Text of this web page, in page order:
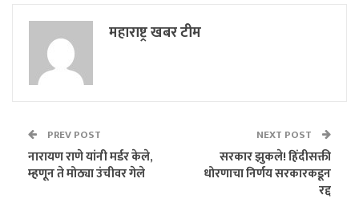
महाराष्ट्र खबर टीम
PREV POST
नारायण राणे यांनी मर्डर केले,
म्हणून ते मोठ्या उंचीवर गेले
NEXT POST
सरकार झुकले! हिंदीसक्ती
धोरणाचा निर्णय सरकारकडून
रद्द